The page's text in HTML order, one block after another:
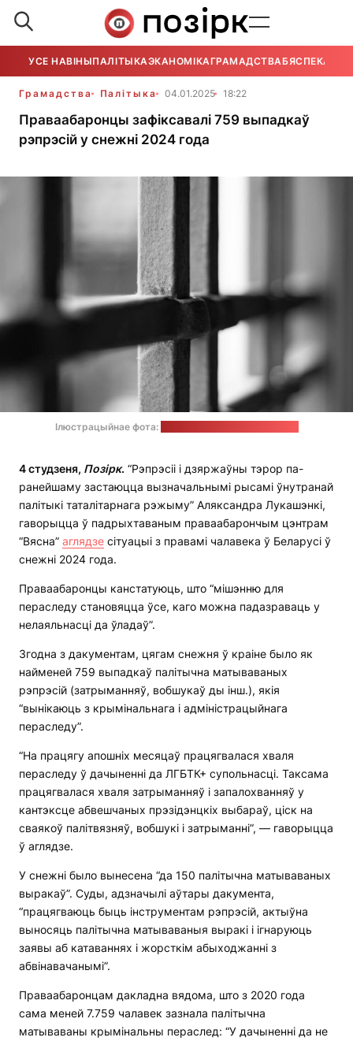
УСЕ НАВІНЫПАЛІТЫКАЭКАНОМІКАГРАМАДСТВАБЯСПЕКА
Грамадства Палітыка 04.01.2025 18:22
Праваабаронцы зафіксавалі 759 выпадкаў
рэпрэсій у снежні 2024 года
Ілюстрацыйнае фота:
4 студзеня, Позірк. “Рэпрэсіі і дзяржаўны тэрор па-
ранейшаму застаюцца вызначальнымі рысамі ўнутранай
палітыкі таталітарнага рэжыму” Аляксандра Лукашэнкі,
гаворыцца ў падрыхтаваным праваабарончым цэнтрам
“Вясна” аглядзе сітуацыі з правамі чалавека ў Беларусі ў
снежні 2024 года.
Праваабаронцы канстатуюць, што “мішэнню для
пераследу становяцца ўсе, каго можна падазраваць у
нелаяльнасці да ўладаў”.
Згодна з дакументам, цягам снежня ў краіне было як
найменей 759 выпадкаў палітычна матываваных
рэпрэсій (затрыманняў, вобшукаў ды інш.), якія
“вынікаюць з крымінальнага і адміністрацыйнага
пераследу”.
“На працягу апошніх месяцаў працягвалася хваля
пераследу ў дачыненні да ЛГБТК+ супольнасці. Таксама
працягвалася хваля затрыманняў і запалохванняў у
кантэксце абвешчаных прэзідэнцкіх выбараў, ціск на
сваякоў палітвязняў, вобшукі і затрыманні”, — гаворыцца
ў аглядзе.
У снежні было вынесена “да 150 палітычна матываваных
выракаў”. Суды, адзначылі аўтары дакумента,
“працягваюць быць інструментам рэпрэсій, актыўна
выносяць палітычна матываваныя выракі і ігнаруюць
заявы аб катаваннях і жорсткім абыходжанні з
абвінавачанымі”.
Праваабаронцам дакладна вядома, што з 2020 года
сама меней 7.759 чалавек зазнала палітычна
матываваны крымінальны пераслед: “У дачыненні да не